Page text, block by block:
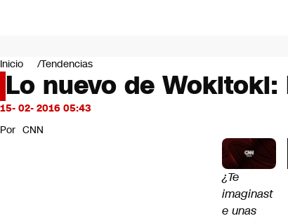
Mundo
Negocios
Deportes
Programas completos
Servicios
Inicio Tendencias
Lo nuevo de
15- 02- 2016 05:43
Por CNN
¿Te
imaginast
e unas